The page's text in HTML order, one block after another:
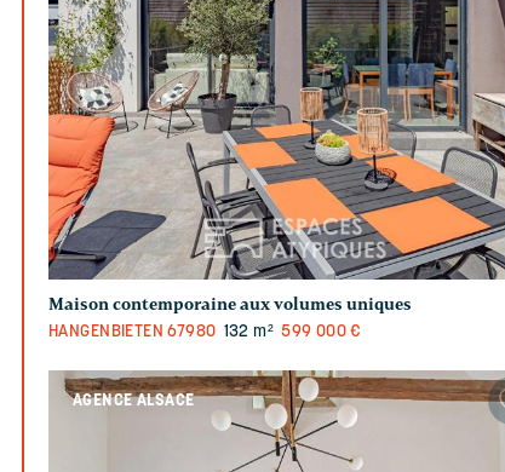
Maison contemporaine aux volumes uniques
HANGENBIETEN 67980 132 m² 599 000 €
AGENCE ALSACE